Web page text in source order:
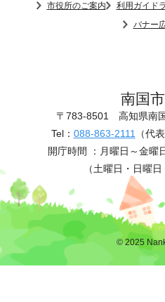
市役所のご案内 利用ガイド
バナー
南国
〒783-8501 高知県南
Tel： 088-863-2111 （代表
開庁時間 ： 月曜日～金曜
（土曜日・日曜
© 2025